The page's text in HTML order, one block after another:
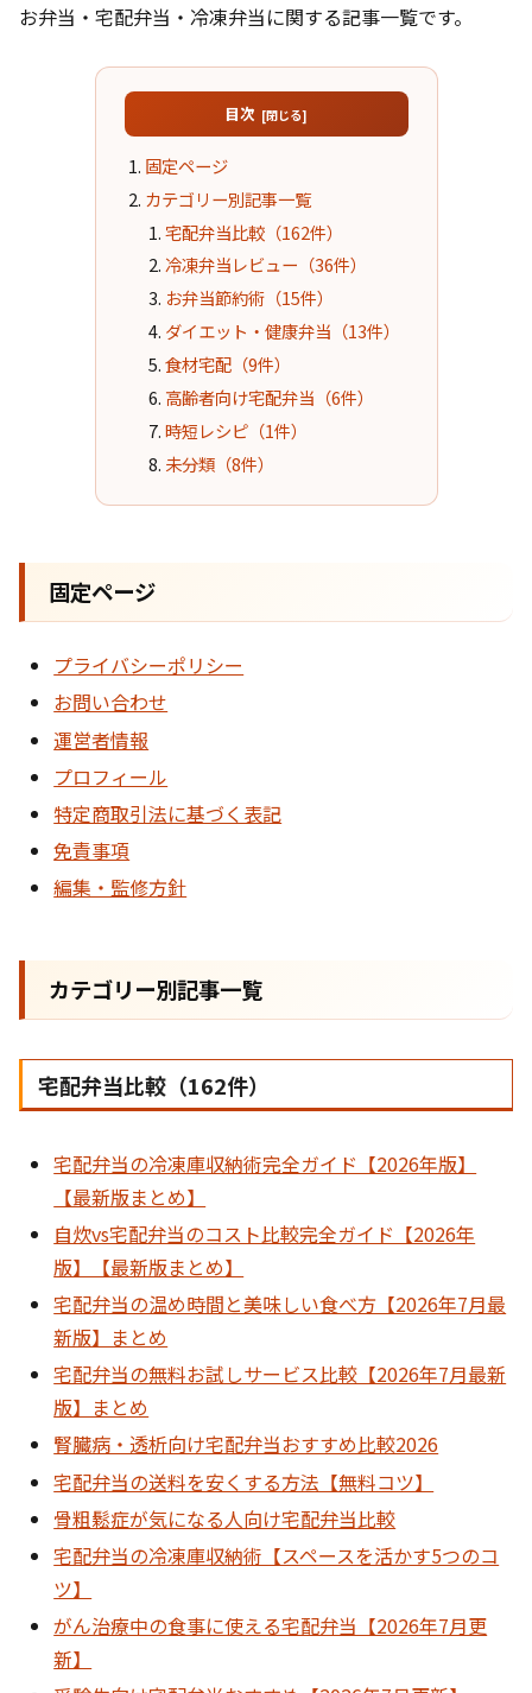
お弁当・宅配弁当・冷凍弁当に関する記事一覧です。
目次
固定ページ
カテゴリー別記事一覧
宅配弁当比較（162件）
冷凍弁当レビュー（36件）
お弁当節約術（15件）
ダイエット・健康弁当（13件）
食材宅配（9件）
高齢者向け宅配弁当（6件）
時短レシピ（1件）
未分類（8件）
固定ページ
プライバシーポリシー
お問い合わせ
運営者情報
プロフィール
特定商取引法に基づく表記
免責事項
編集・監修方針
カテゴリー別記事一覧
宅配弁当比較（162件）
宅配弁当の冷凍庫収納術完全ガイド【2026年版】
【最新版まとめ】
自炊vs宅配弁当のコスト比較完全ガイド【2026年
版】【最新版まとめ】
宅配弁当の温め時間と美味しい食べ方【2026年7月最
新版】まとめ
宅配弁当の無料お試しサービス比較【2026年7月最新
版】まとめ
腎臓病・透析向け宅配弁当おすすめ比較2026
宅配弁当の送料を安くする方法【無料コツ】
骨粗鬆症が気になる人向け宅配弁当比較
宅配弁当の冷凍庫収納術【スペースを活かす5つのコ
ツ】
がん治療中の食事に使える宅配弁当【2026年7月更
新】